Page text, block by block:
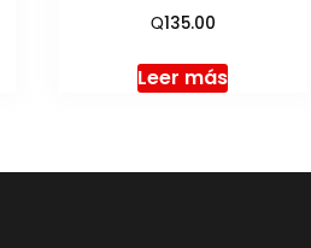
Q135.00
Leer más